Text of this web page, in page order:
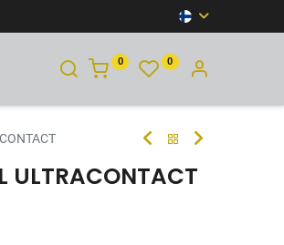
0 0
ULTRACONTACT